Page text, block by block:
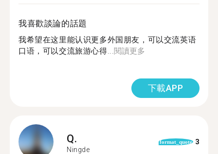
我喜歡談論的話題
我希望在这里能认识更多外国朋友，可以交流英语
口语，可以交流旅游心得...閱讀更多
下載APP
Q.
Ningde
format_quote 3